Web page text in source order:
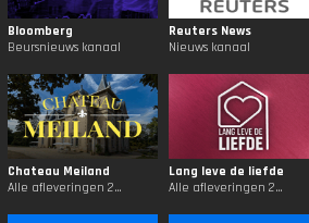
Bloomberg
Beursnieuws kanaal
Reuters News
Nieuws kanaal
Chateau Meiland
Alle afleveringen 24/7
Lang leve de liefde
Alle afleveringen 24/7